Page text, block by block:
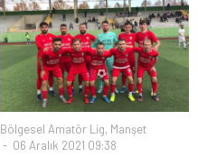
Bölgesel Amatör Lig, Manşet
06 Aralık 2021 09:38